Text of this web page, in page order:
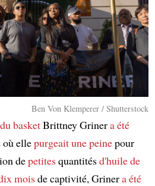
Ben Von Klemperer / Shutterstock
basketBrittney Grinera été
où ellepurgeaitune peinepour
depetitesquantitésd'huile de
moisde captivité, Grinera été